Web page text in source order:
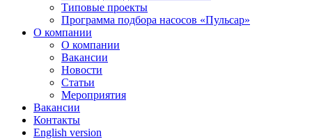
Типовые проекты
Программа подбора насосов «Пульсар»
О компании
О компании
Вакансии
Новости
Статьи
Мероприятия
Вакансии
Контакты
English version